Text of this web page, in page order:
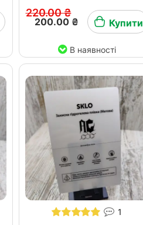
220.00 ₴
200.00 ₴ Купити
В наявності
1